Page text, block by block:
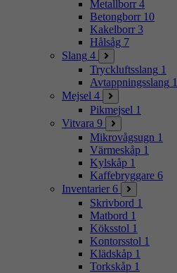
Metallborr 4
Betongborr 10
Kakelborr 3
Hålsåg 7
Slang 4
Tryckluftsslang 1
Avtappningsslang 1
Mejsel 4
Pikmejsel 1
Vitvara 9
Mikrovågsugn 1
Värmeskåp 1
Kylskåp 1
Kaffebryggare 6
Inventarier 6
Skrivbord 1
Matbord 1
Köksstol 1
Kontorsstol 1
Klädskåp 1
Torkskåp 1